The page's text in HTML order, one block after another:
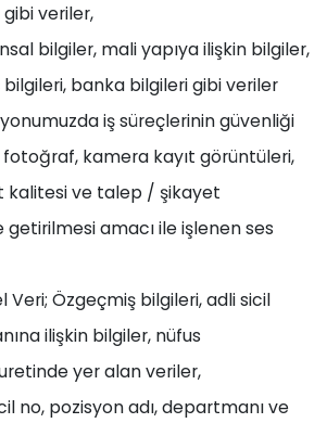
veriler,
bilgiler, mali yapıya ilişkin bilgiler,
banka bilgileri gibi veriler
iş süreçlerinin güvenliği
kamera kayıt görüntüleri,
kalitesi ve talep / şikayet
amacı ile işlenen ses
Veri; Özgeçmiş bilgileri, adli sicil
ilişkin bilgiler, nüfus
yer alan veriler,
no, pozisyon adı, departmanı ve